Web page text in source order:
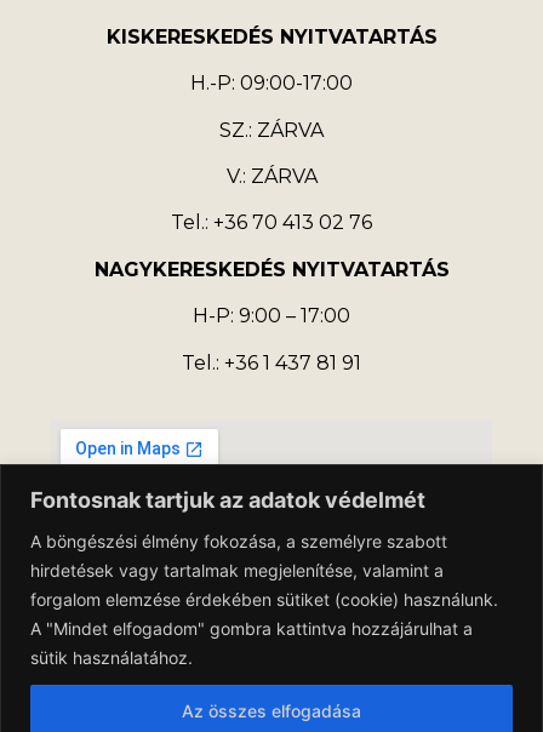
Fontosnak tartjuk az adatok védelmét
A böngészési élmény fokozása, a személyre szabott
hirdetések vagy tartalmak megjelenítése, valamint a
forgalom elemzése érdekében sütiket (cookie) használunk.
A "Mindet elfogadom" gombra kattintva hozzájárulhat a
sütik használatához.
Az összes elfogadása
KISKERESKEDÉS NYITVATARTÁS
H.-P: 09:00-17:00
SZ.: ZÁRVA
V.: ZÁRVA
Tel.: +36 70 413 02 76
NAGYKERESKEDÉS NYITVATARTÁS
H-P: 9:00 – 17:00
Tel.: +36 1 437 81 91
Adatkezelési Tájékoztató